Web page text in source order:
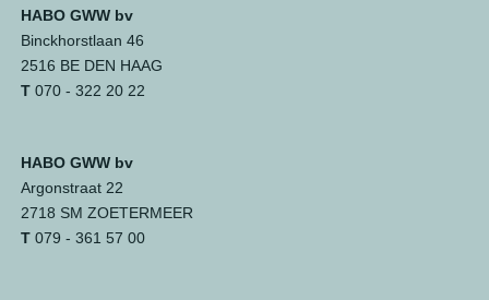
HABO GWW bv
Binckhorstlaan 46
2516 BE DEN HAAG
T070 - 322 20 22
HABO GWW bv
Argonstraat 22
2718 SM ZOETERMEER
T079 - 361 57 00